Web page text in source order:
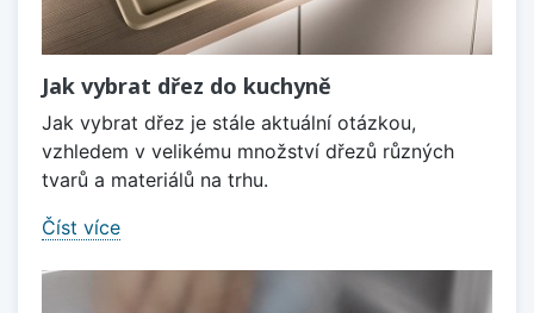
Jak vybrat dřez do kuchyně
Jak vybrat dřez je stále aktuální otázkou,
vzhledem v velikému množství dřezů různých
tvarů a materiálů na trhu.
Číst více